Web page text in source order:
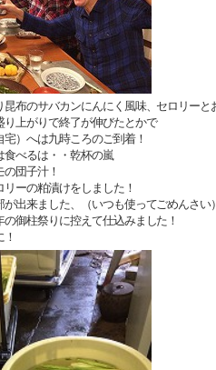
昆布のサバカンにんにく風味、セロリーと
り上がりで終了が伸びたとかで
）へは九時ころのご到着！
べるは・・乾杯の嵐
団子汁！
ーの粕漬けをしました！
出来ました、（いつも使ってごめんさ
御柱祭りに控えて仕込みました！